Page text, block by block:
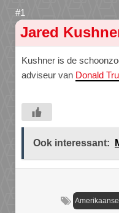
Jared
Kushner is de
adviseur van Donald
Ook interessant: